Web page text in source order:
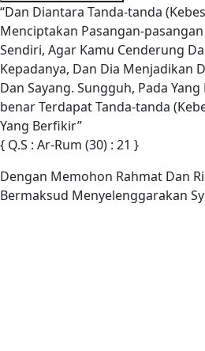
“Dan Diantara Tanda-tanda
Menciptakan Pasangan-
Sendiri, Agar Kamu Cenderung
Kepadanya, Dan Dia Menjadikan
Dan Sayang. Sungguh, Pada
benar Terdapat Tanda-tanda
Yang Berfikir”
{ Q.S : Ar-Rum (30) : 21 }
Dengan Memohon Rahmat Dan
Bermaksud Menyelenggarakan